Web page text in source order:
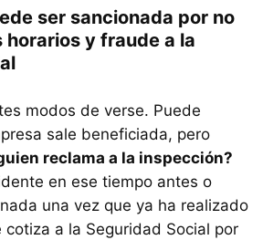
ser sancionada por no
horarios y fraude a la
modos de verse. Puede
sale beneficiada, pero
reclama a la inspección?
en ese tiempo antes o
una vez que ya ha realizado
cotiza a la Seguridad Social por